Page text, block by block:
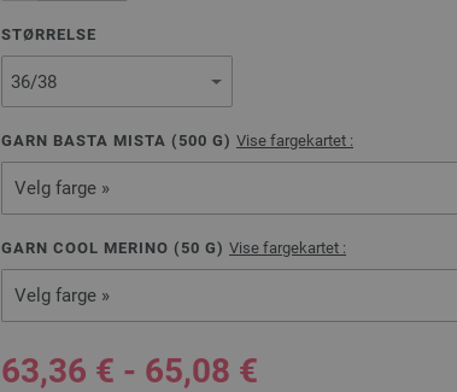
STØRRELSE
GARN BASTA MISTA ( 500 G) Vise fargekartet :
Velg farge »
GARN COOL MERINO ( 50 G) Vise fargekartet :
Velg farge »
63,36 € - 65,08 €